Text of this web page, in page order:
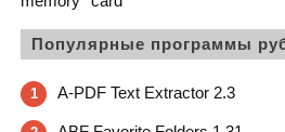
Популярные программы
1 A-PDF Text Extractor 2.3